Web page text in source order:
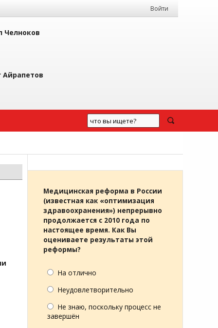
Войти
Челноков
Айрапетов
Медицинская реформа в России
(известная как «оптимизация
здравоохранения») непрерывно
продолжается с 2010 года по
настоящее время. Как Вы
оцениваете результаты этой
реформы?
На отлично
Неудовлетворительно
Не знаю, поскольку процесс не
завершён